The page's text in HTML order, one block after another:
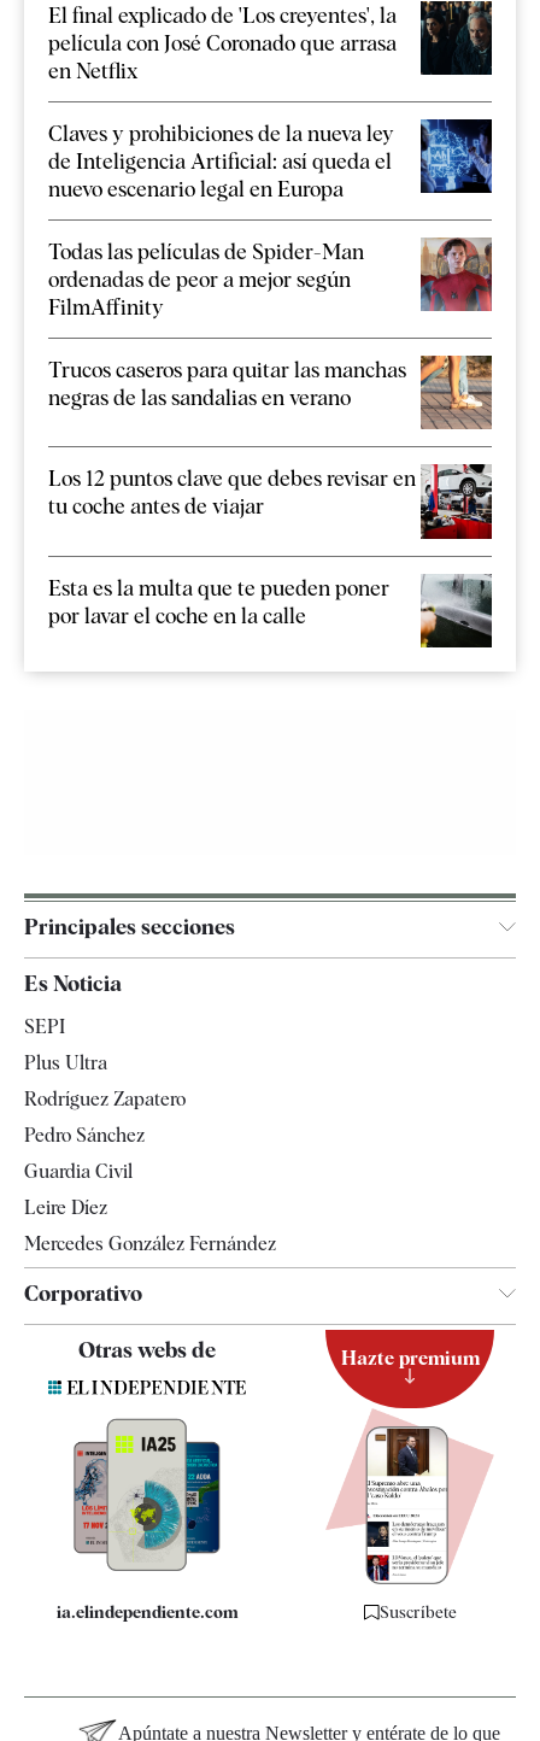
El final explicado de 'Los creyentes', la
película con José Coronado que arrasa
en Netflix
Claves y prohibiciones de la nueva ley
de Inteligencia Artificial: así queda el
nuevo escenario legal en Europa
Todas las películas de Spider-Man
ordenadas de peor a mejor según
FilmAffinity
Trucos caseros para quitar las manchas
negras de las sandalias en verano
Los 12 puntos clave que debes revisar en
tu coche antes de viajar
Esta es la multa que te pueden poner
por lavar el coche en la calle
Principales secciones
España
Televisión
Es Noticia
SEPI
Plus Ultra
Rodríguez Zapatero
Pedro Sánchez
Guardia Civil
Leire Díez
Mercedes González Fernández
Corporativo
Contacto
Quiénes somos
Especificaciones
Otras webs de
ia.elindependiente.com
Hazte premium
Suscríbete
Apúntate a nuestra Newsletter y entérate de lo que